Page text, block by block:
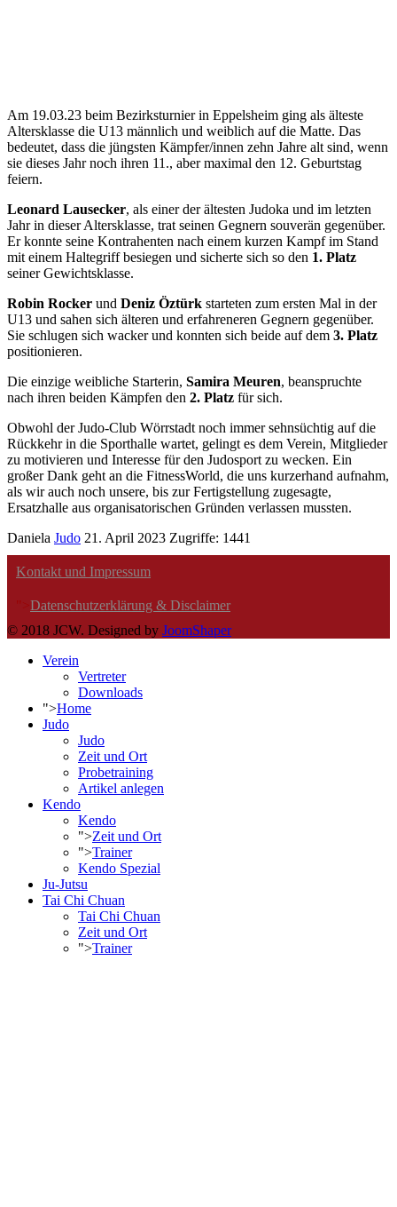
Am 19.03.23 beim Bezirksturnier in Eppelsheim ging als älteste
Altersklasse die U13 männlich und weiblich auf die Matte. Das
bedeutet, dass die jüngsten Kämpfer/innen zehn Jahre alt sind, wenn
sie dieses Jahr noch ihren 11., aber maximal den 12. Geburtstag
feiern.
Leonard Lausecker, als einer der ältesten Judoka und im letzten
Jahr in dieser Altersklasse, trat seinen Gegnern souverän gegenüber.
Er konnte seine Kontrahenten nach einem kurzen Kampf im Stand
mit einem Haltegriff besiegen und sicherte sich so den 1. Platz
seiner Gewichtsklasse.
Robin Rocker und Deniz Öztürk starteten zum ersten Mal in der
U13 und sahen sich älteren und erfahreneren Gegnern gegenüber.
Sie schlugen sich wacker und konnten sich beide auf dem 3. Platz
positionieren.
Die einzige weibliche Starterin, Samira Meuren, beanspruchte
nach ihren beiden Kämpfen den 2. Platz für sich.
Obwohl der Judo-Club Wörrstadt noch immer sehnsüchtig auf die
Rückkehr in die Sporthalle wartet, gelingt es dem Verein, Mitglieder
zu motivieren und Interesse für den Judosport zu wecken. Ein
großer Dank geht an die FitnessWorld, die uns kurzerhand aufnahm,
als wir auch noch unsere, bis zur Fertigstellung zugesagte,
Ersatzhalle aus organisatorischen Gründen verlassen mussten.
Daniela Judo 21. April 2023 Zugriffe: 1441
Kontakt und Impressum
">Datenschutzerklärung & Disclaimer
© 2018 JCW. Designed by JoomShaper
Verein
Vertreter
Downloads
">Home
Judo
Judo
Zeit und Ort
Probetraining
Artikel anlegen
Kendo
Kendo
">Zeit und Ort
">Trainer
Kendo Spezial
Ju-Jutsu
Tai Chi Chuan
Tai Chi Chuan
Zeit und Ort
">Trainer